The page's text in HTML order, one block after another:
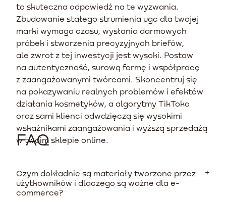
to skuteczna odpowiedź na te wyzwania.
Zbudowanie stałego strumienia ugc dla twojej
marki wymaga czasu, wysłania darmowych
próbek i stworzenia precyzyjnych briefów,
ale zwrot z tej inwestycji jest wysoki. Postaw
na autentyczność, surową formę i współpracę
z zaangażowanymi twórcami. Skoncentruj się
na pokazywaniu realnych problemów i efektów
działania kosmetyków, a algorytmy TikToka
oraz sami klienci odwdzięczą się wysokimi
wskaźnikami zaangażowania i wyższą sprzedażą
w twoim sklepie online.
FAQ
Czym dokładnie są materiały tworzone przez
użytkowników i dlaczego są ważne dla e-
commerce?